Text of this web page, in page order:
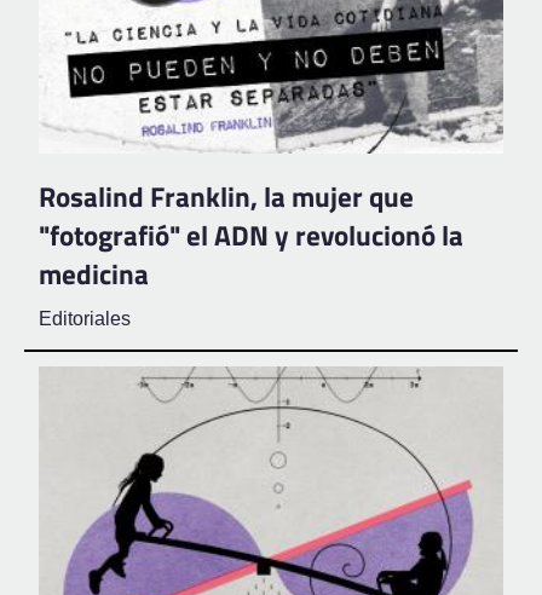
Rosalind Franklin, la mujer que
"fotografió" el ADN y revolucionó la
medicina
Editoriales